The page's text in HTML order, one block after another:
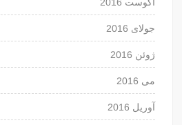
جولای 2016
ژوئن 2016
می 2016
آوریل 2016